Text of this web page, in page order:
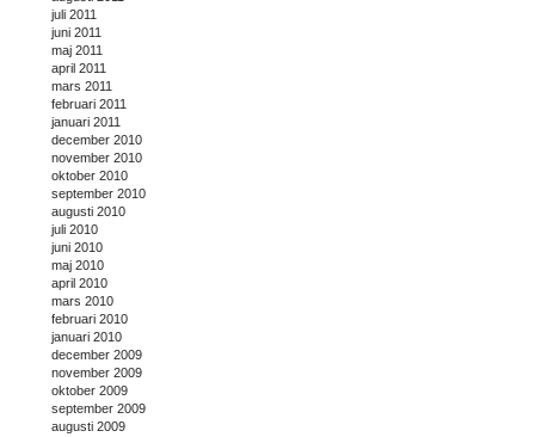
juli 2011
juni 2011
maj 2011
april 2011
mars 2011
februari 2011
januari 2011
december 2010
november 2010
oktober 2010
september 2010
augusti 2010
juli 2010
juni 2010
maj 2010
april 2010
mars 2010
februari 2010
januari 2010
december 2009
november 2009
oktober 2009
september 2009
augusti 2009